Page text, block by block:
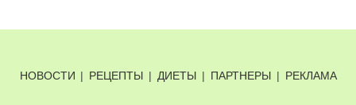
НОВОСТИ | РЕЦЕПТЫ | ДИЕТЫ | ПАРТНЕРЫ | РЕКЛАМА